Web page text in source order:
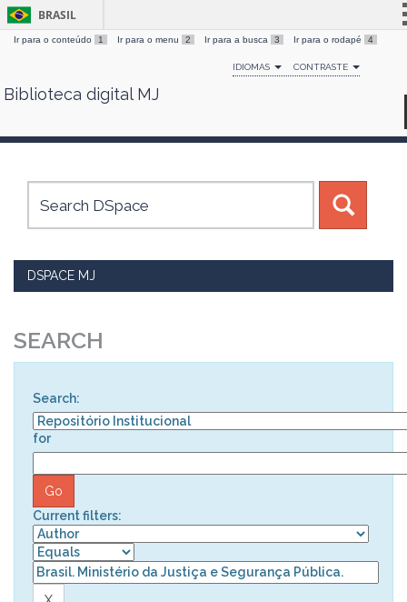
Skip
BRASIL
Simplifique!
Comunica BR
Canais
Ir para o conteúdo 1 Ir para o menu 2 Ir para a busca 3 Ir para o rodapé 4
IDIOMAS CONTRASTE
Biblioteca digital MJ
DSPACE MJ
SEARCH
Search:
for
Current filters: